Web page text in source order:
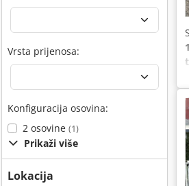
Vrsta prijenosa:
Konfiguracija osovina:
2 osovine (1)
Prikaži više
Lokacija